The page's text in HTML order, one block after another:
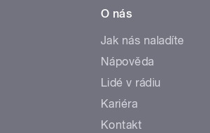
O nás
Jak nás naladíte
Nápověda
Lidé v rádiu
Kariéra
Kontakt